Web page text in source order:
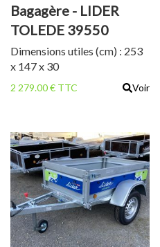
Bagagère - LIDER
TOLEDE 39550
Dimensions utiles (cm) : 253
x 147 x 30
2 279.00 € TTC Voir